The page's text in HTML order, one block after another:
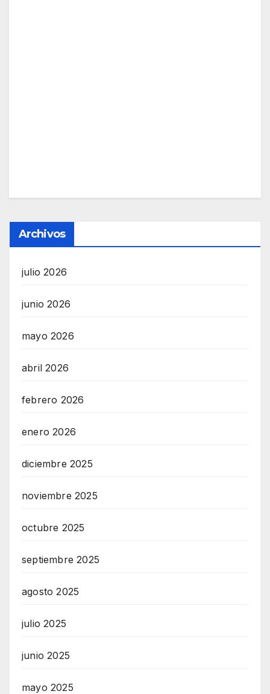
Archivos
julio 2026
junio 2026
mayo 2026
abril 2026
febrero 2026
enero 2026
diciembre 2025
noviembre 2025
octubre 2025
septiembre 2025
agosto 2025
julio 2025
junio 2025
mayo 2025